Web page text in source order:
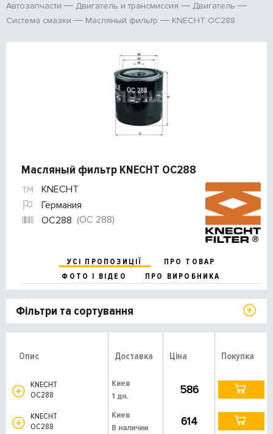
Автозапчасти Двигатель и трансмиссия
Двигатель
Система смазки
Масляный фильтр KNECHT OC288
Масляный фильтр KNECHT OC288
KNECHT
Германия
OC288 (OC 288)
УСІ ПРОПОЗИЦІЇ
ПРО ТОВАР
ФОТО І ВІДЕО
ПРО ВИРОБНИКА
Фільтри та сортування
Опис Доставка Ціна Покупка
KNECHT
OC288
Киев
1 дн.
586
KNECHT
OC288
Киев
В наличии
614